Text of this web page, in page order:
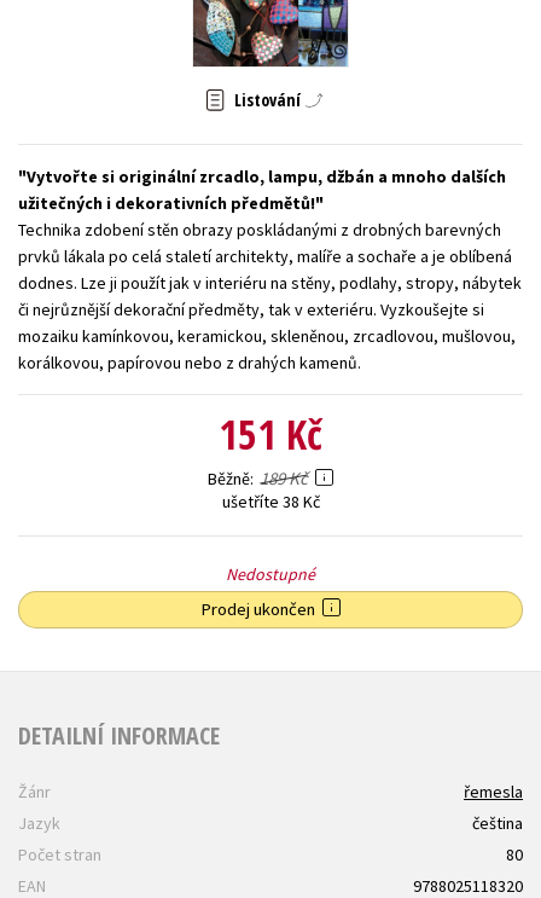
Zahraniční literatura
Všechny tituly
Listování
Vytvořte si originální zrcadlo, lampu, džbán a mnoho dalších
užitečných i dekorativních předmětů!
Technika zdobení stěn obrazy poskládanými z drobných barevných
prvků lákala po celá staletí architekty, malíře a sochaře a je oblíbená
dodnes. Lze ji použít jak v interiéru na stěny, podlahy, stropy, nábytek
či nejrůznější dekorační předměty, tak v exteriéru. Vyzkoušejte si
mozaiku kamínkovou, keramickou, skleněnou, zrcadlovou, mušlovou,
korálkovou, papírovou nebo z drahých kamenů.
151 Kč
Běžně 189 Kč
ušetříte 38 Kč
Nedostupné
Prodej ukončen
DETAILNÍ INFORMACE
Žánr
řemesla
Jazyk
čeština
Počet stran
80
EAN
9788025118320